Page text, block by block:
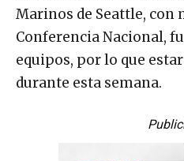
Marinos de Seattle, con
Conferencia Nacional,
equipos, por lo que
durante esta semana.